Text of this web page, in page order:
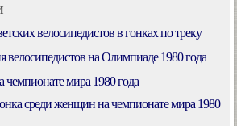
велосипедистов в гонках по треку
велосипедистов на Олимпиаде 1980 года
чемпионате мира 1980 года
среди женщин на чемпионате мира 1980